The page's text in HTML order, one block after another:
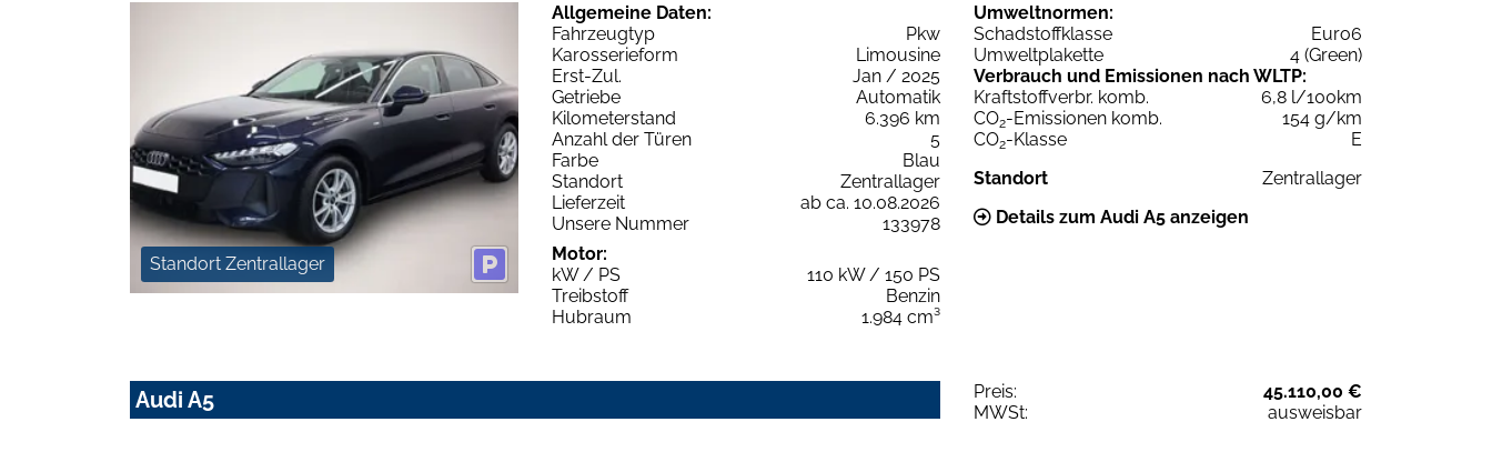
Standort Zentrallager
Allgemeine Daten:
Fahrzeugtyp
Pkw
Karosserieform
Limousine
Erst-Zul.
Jan / 2025
Getriebe
Automatik
Kilometerstand
6.396 km
Anzahl der Türen
5
Farbe
Blau
Standort
Zentrallager
Lieferzeit
ab ca. 10.08.2026
Unsere Nummer
133978
Motor:
kW / PS
110 kW / 150 PS
Treibstoff
Benzin
Hubraum
1.984 cm³
Umweltnormen:
Schadstoffklasse
Euro6
Umweltplakette
4 (Green)
Verbrauch und Emissionen nach WLTP:
Kraftstoffverbr. komb.
6,8 l/100km
CO2-Emissionen komb.
154 g/km
CO2-Klasse
E
Standort
Zentrallager
Details zum Audi A5 anzeigen
Audi A5 Preis:
45.110,00 €
MWSt:
ausweisbar